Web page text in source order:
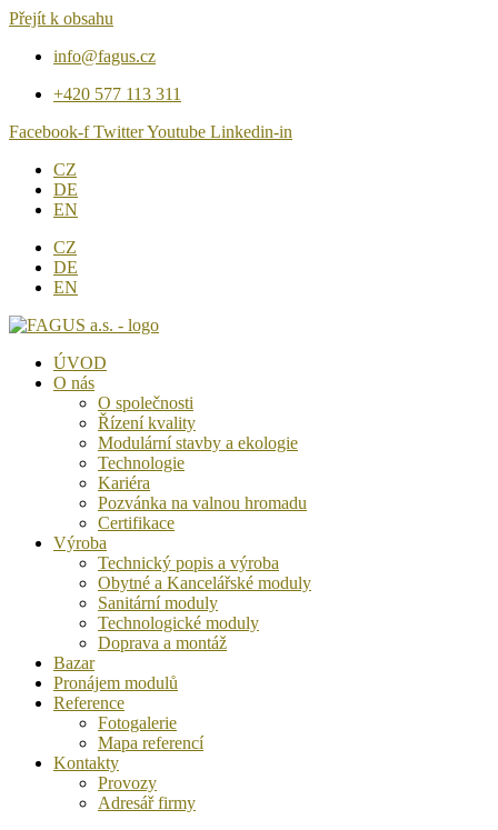
Přejít k obsahu
info@fagus.cz
+420 577 113 311
Facebook-f TwitterYoutube Linkedin-in
CZ
DE
EN
CZ
DE
EN
ÚVOD
O nás
O společnosti
Řízení kvality
Modulární stavby a ekologie
Technologie
Kariéra
Pozvánka na valnou hromadu
Certifikace
Výroba
Technický popis a výroba
Obytné a Kancelářské moduly
Sanitární moduly
Technologické moduly
Doprava a montáž
Bazar
Pronájem modulů
Reference
Fotogalerie
Mapa referencí
Kontakty
Provozy
Adresář firmy